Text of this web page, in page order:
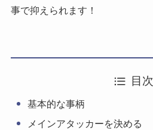
事で抑えられます！
目次
基本的な事柄
メインアタッカーを決める